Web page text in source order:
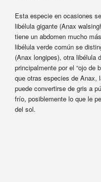
Esta especie en ocasiones
libélula gigante (Anax
tiene un abdomen mucho
libélula verde común se
(Anax longipes), otra libélula
principalmente por el “ojo de
que otras especies de Anax,
puede convertirse de gris a
frío, posiblemente lo que le
del sol.